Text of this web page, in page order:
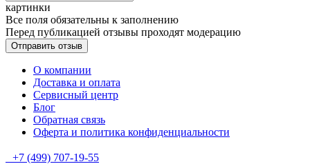
картинки
Все поля обязательны к заполнению
Перед публикацией отзывы проходят модерацию
О компании
Доставка и оплата
Сервисный центр
Блог
Обратная связь
Оферта и политика конфиденциальности
+7 (499) 707-19-55